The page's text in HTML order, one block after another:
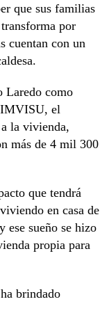
que sus familias
por
cuentan con un
Laredo como
IMVISU, el
la vivienda,
más de 4 mil 300
que tendrá
en casa de
ese sueño se hizo
propia para
brindado